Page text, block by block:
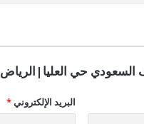
حي العليا|الرياض
البريد الإلكتروني*